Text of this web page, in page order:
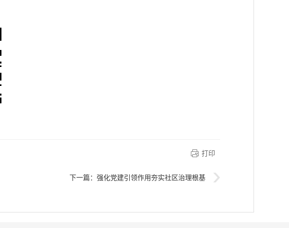
打印
下一篇： 强化党建引领作用夯实社区治理根基